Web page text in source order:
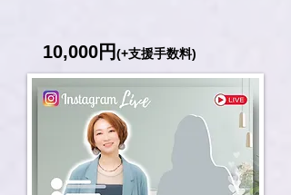
10,000円(+支援手数料)